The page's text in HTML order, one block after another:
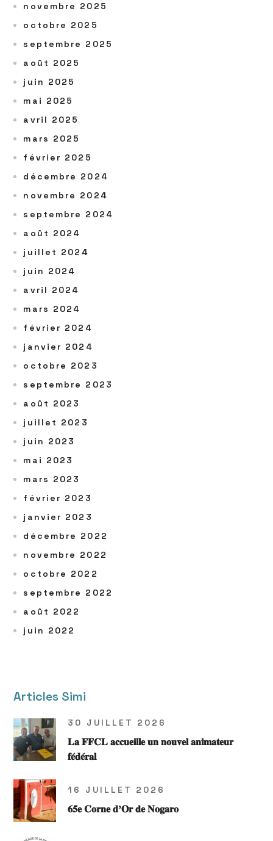
novembre 2025
octobre 2025
septembre 2025
août 2025
juin 2025
mai 2025
avril 2025
mars 2025
février 2025
décembre 2024
novembre 2024
septembre 2024
août 2024
juillet 2024
juin 2024
avril 2024
mars 2024
février 2024
janvier 2024
octobre 2023
septembre 2023
août 2023
juillet 2023
juin 2023
mai 2023
mars 2023
février 2023
janvier 2023
décembre 2022
novembre 2022
octobre 2022
septembre 2022
août 2022
juin 2022
Articles Simi
30 JUILLET 2026
𝐋𝐚 𝐅𝐅𝐂𝐋 𝐚𝐜𝐜𝐮𝐞𝐢𝐥𝐥𝐞 𝐮𝐧 𝐧𝐨𝐮𝐯𝐞𝐥 𝐚𝐧𝐢𝐦𝐚𝐭𝐞𝐮𝐫
𝐟𝐞́𝐝𝐞́𝐫𝐚𝐥
16 JUILLET 2026
𝟔𝟓𝐞 𝐂𝐨𝐫𝐧𝐞 𝐝’𝐎𝐫 𝐝𝐞 𝐍𝐨𝐠𝐚𝐫𝐨